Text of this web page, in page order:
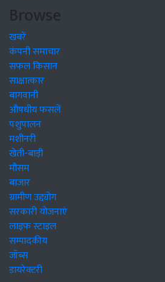
Browse
खबरें
कंपनी समाचार
सफल किसान
साक्षात्कार
बागवानी
औषधीय फसलें
पशुपालन
मशीनरी
खेती-बाड़ी
मौसम
बाजार
ग्रामीण उद्द्योग
सरकारी योजनाएं
लाइफ स्टाइल
सम्पादकीय
जॉब्स
डायरेक्टरी